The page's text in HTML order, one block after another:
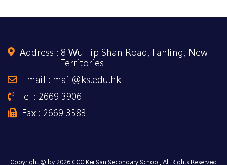
Address : 8 Wu Tip Shan Road, Fanling, New
Territories
Email : mail@ks.edu.hk
Tel : 2669 3906
Fax : 2669 3583
Copyright © by 2026 CCC Kei San Secondary School, All Rights Reserved